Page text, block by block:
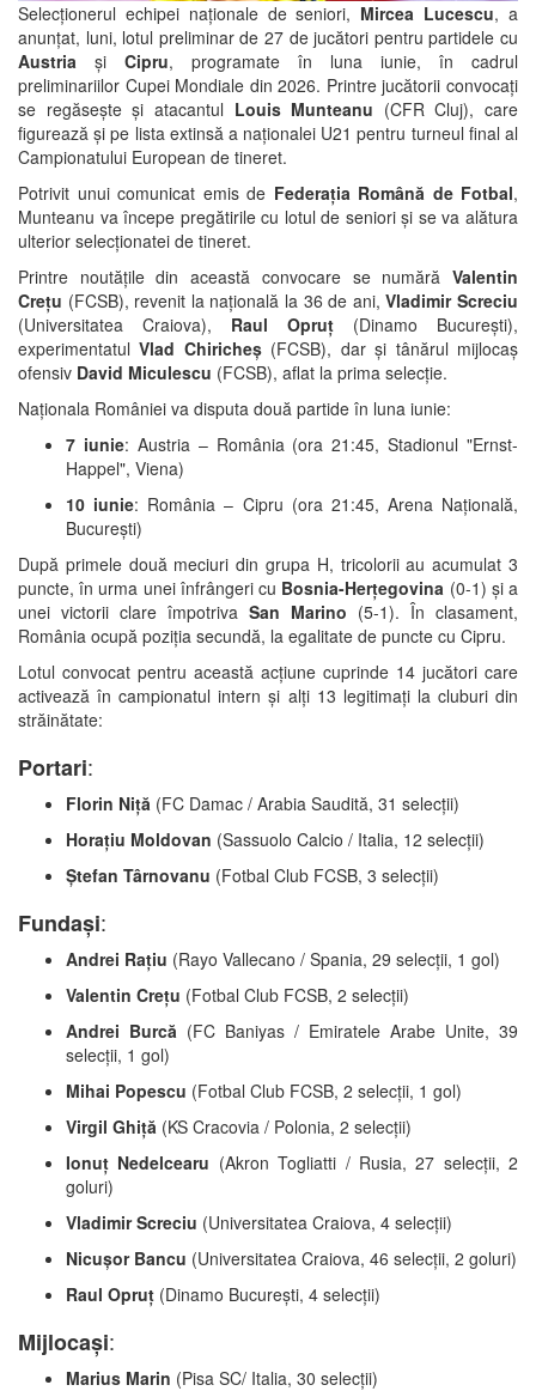
Selecționerul echipei naționale de seniori, Mircea Lucescu, a
anunțat, luni, lotul preliminar de 27 de jucători pentru partidele cu
Austria și Cipru, programate în luna iunie, în cadrul
preliminariilor Cupei Mondiale din 2026. Printre jucătorii convocați
se regăsește și atacantul Louis Munteanu (CFR Cluj), care
figurează și pe lista extinsă a naționalei U21 pentru turneul final al
Campionatului European de tineret.
Potrivit unui comunicat emis de Federația Română de Fotbal,
Munteanu va începe pregătirile cu lotul de seniori și se va alătura
ulterior selecționatei de tineret.
Printre noutățile din această convocare se numără Valentin
Crețu (FCSB), revenit la națională la 36 de ani,Vladimir Screciu
(Universitatea Craiova), Raul Opruț (Dinamo București),
experimentatulVlad Chiricheș(FCSB), dar și tânărul mijlocaș
ofensiv David Miculescu (FCSB), aflat la prima selecție.
Naționala României va disputa două partide în luna iunie:
7 iunie: Austria – România (ora 21:45, Stadionul "Ernst-
Happel", Viena)
10 iunie: România – Cipru (ora 21:45, Arena Națională,
București)
După primele două meciuri din grupa H, tricolorii au acumulat 3
puncte, în urma unei înfrângeri cu Bosnia-Herțegovina (0-1) și a
unei victorii clare împotriva San Marino (5-1). În clasament,
România ocupă poziția secundă, la egalitate de puncte cu Cipru.
Lotul convocat pentru această acțiune cuprinde 14 jucători care
activează în campionatul intern și alți 13 legitimați la cluburi din
străinătate:
Portari:
Florin Niță (FC Damac / Arabia Saudită, 31 selecții)
Horațiu Moldovan (Sassuolo Calcio / Italia, 12 selecții)
Ștefan Târnovanu (Fotbal Club FCSB, 3 selecții)
Fundași:
Andrei Rațiu (Rayo Vallecano / Spania, 29 selecții, 1 gol)
Valentin Crețu (Fotbal Club FCSB, 2 selecții)
Andrei Burcă (FC Baniyas / Emiratele Arabe Unite, 39
selecții, 1 gol)
Mihai Popescu (Fotbal Club FCSB, 2 selecții, 1 gol)
Virgil Ghiță (KS Cracovia / Polonia, 2 selecții)
Ionuț Nedelcearu (Akron Togliatti / Rusia, 27 selecții, 2
goluri)
Vladimir Screciu (Universitatea Craiova, 4 selecții)
Nicușor Bancu (Universitatea Craiova, 46 selecții, 2 goluri)
Raul Opruț (Dinamo București, 4 selecții)
Mijlocași:
Marius Marin (Pisa SC/ Italia, 30 selecții)